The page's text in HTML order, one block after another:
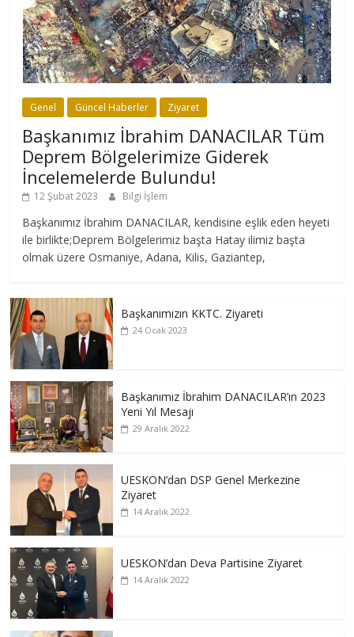
Genel Güncel Haberler Ziyaret
Başkanımız İbrahim DANACILAR Tüm
Deprem Bölgelerimize Giderek
İncelemelerde Bulundu!
12 Şubat 2023 Bilgi İşlem
Başkanımız İbrahim DANACILAR, kendisine eşlik eden heyeti
ile birlikte;Deprem Bölgelerimiz başta Hatay ilimiz başta
olmak üzere Osmaniye, Adana, Kilis, Gaziantep,
Başkanımızın KKTC. Ziyareti
24 Ocak 2023
Başkanımız İbrahim DANACILAR’ın 2023
Yeni Yıl Mesajı
29 Aralık 2022
UESKON’dan DSP Genel Merkezine
Ziyaret
14 Aralık 2022
UESKON’dan Deva Partisine Ziyaret
14 Aralık 2022